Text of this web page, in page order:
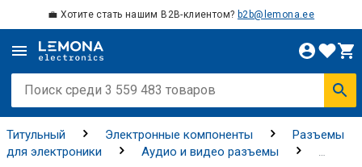
💼 Хотите стать нашим B2B-клиентом? b2b@lemona.ee
Титульный Электронные компоненты
Разъемы
для электроники
Аудио и видео разъемы